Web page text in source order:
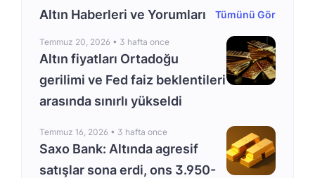
Altın Haberleri ve Yorumları Tümünü Gör
Temmuz 20, 2026 • 3 hafta once
Altın fiyatları Ortadoğu
gerilimi ve Fed faiz beklentileri
arasında sınırlı yükseldi
Temmuz 16, 2026 • 3 hafta once
Saxo Bank: Altında agresif
satışlar sona erdi, ons 3.950-